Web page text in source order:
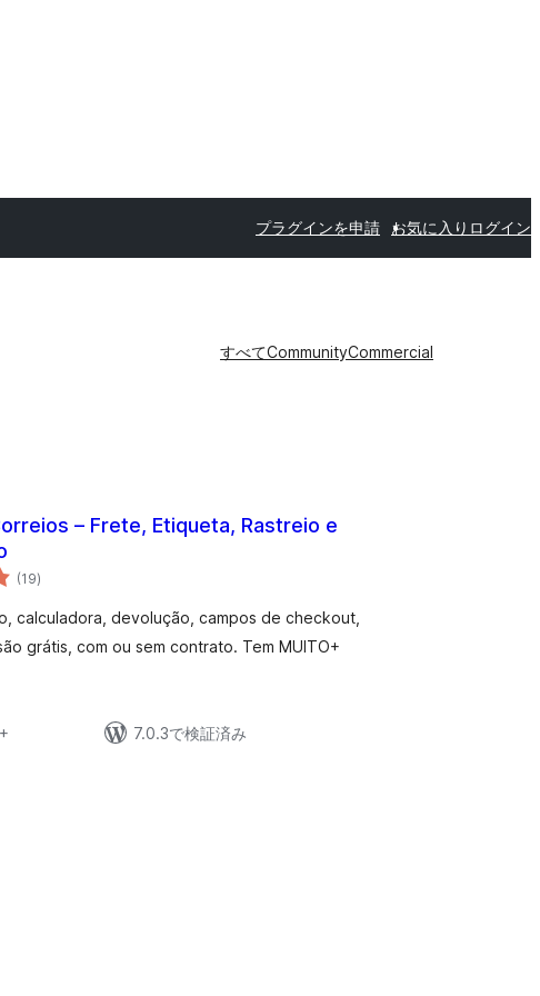
プラグインを申請 お気に入り ログイン
すべてCommunityCommercial
– Frete, Etiqueta, Rastreio e
(19個
の
価
)
calculadora, devolução, campos de checkout,
grátis, com ou sem contrato. Tem MUITO+
7.0.3で検証済み